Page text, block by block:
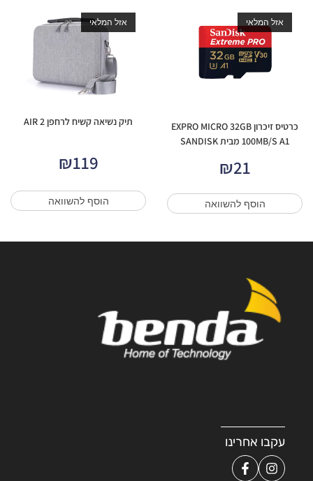
אזל המלאי
כרטיס זיכרון EXPRO MICRO 32GB
100MB/S A1 מבית SANDISK
₪21
הוסף להשוואה
אזל המלאי
תיק נשיאה קשיח לרחפן AIR 2
₪119
הוסף להשוואה
עקבו אחרינו